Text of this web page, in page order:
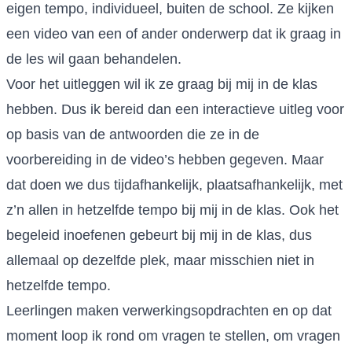
eigen tempo, individueel, buiten de school. Ze kijken
een video van een of ander onderwerp dat ik graag in
de les wil gaan behandelen.
Voor het uitleggen wil ik ze graag bij mij in de klas
hebben. Dus ik bereid dan een interactieve uitleg voor
op basis van de antwoorden die ze in de
voorbereiding in de video’s hebben gegeven. Maar
dat doen we dus tijdafhankelijk, plaatsafhankelijk, met
z’n allen in hetzelfde tempo bij mij in de klas. Ook het
begeleid inoefenen gebeurt bij mij in de klas, dus
allemaal op dezelfde plek, maar misschien niet in
hetzelfde tempo.
Leerlingen maken verwerkingsopdrachten en op dat
moment loop ik rond om vragen te stellen, om vragen